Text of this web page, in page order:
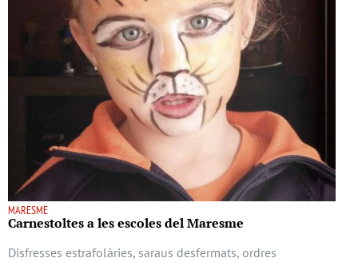
MARESME
Carnestoltes a les escoles del Maresme
Disfresses estrafolàries, saraus desfermats, ordres